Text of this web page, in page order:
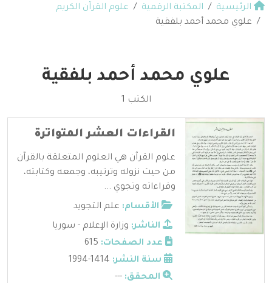
الرئيسية المكتبة الرقمية
علوم القرآن الكريم
علوي محمد أحمد بلفقية
علوي محمد أحمد بلفقية
الكتب 1
القراءات العشر المتواترة
علوم القرآن هي العلوم المتعلقة بالقرآن
من حيث نزوله وترتيبه، وجمعه وكتابته،
وقراءاته وتجوي ...
الأقسام: علم التجويد
الناشر: وزارة الإعلام - سوريا
عدد الصفحات:
سنة النشر:
المحقق: ---